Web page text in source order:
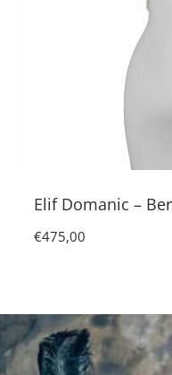
Elif Domanic –
€475,00